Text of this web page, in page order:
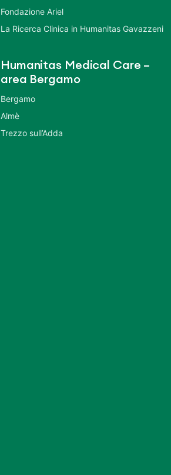
Fondazione Ariel
La Ricerca Clinica in Humanitas Gavazzeni
Humanitas Medical Care –
area Bergamo
Bergamo
Almè
Trezzo sull’Adda